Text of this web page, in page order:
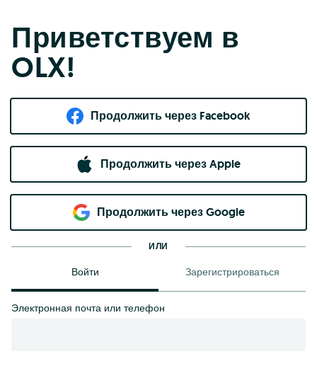
Приветствуем в
OLX!
Продолжить через Facebook
Продолжить через Apple
Продолжить через Google
ИЛИ
Войти Зарегистрироваться
Электронная почта или телефон